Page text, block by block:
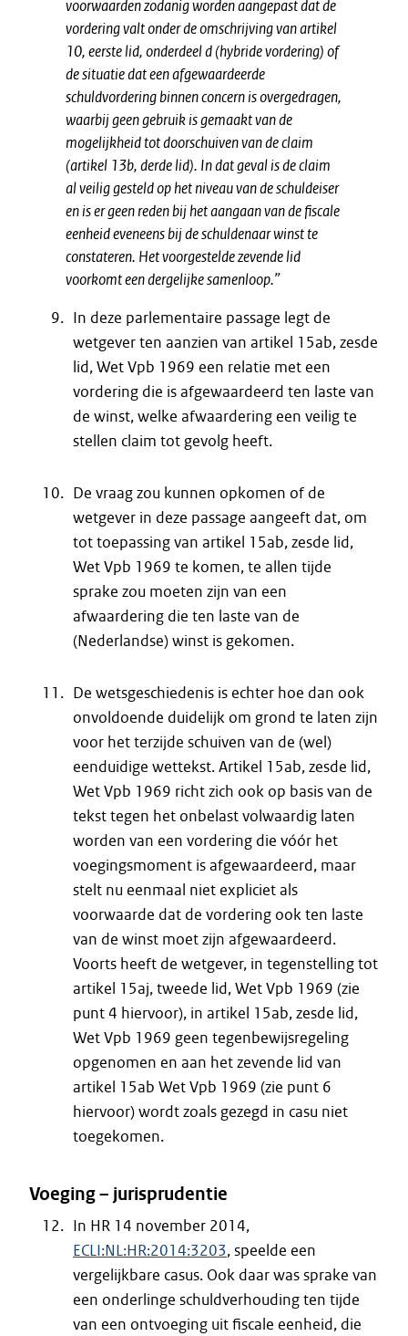
voorwaarden zodanig worden aangepast dat de
vordering valt onder de omschrijving van artikel
10, eerste lid, onderdeel d (hybride vordering) of
de situatie dat een afgewaardeerde
schuldvordering binnen concern is overgedragen,
waarbij geen gebruik is gemaakt van de
mogelijkheid tot doorschuiven van de claim
(artikel 13b, derde lid). In dat geval is de claim
al veilig gesteld op het niveau van de schuldeiser
en is er geen reden bij het aangaan van de fiscale
eenheid eveneens bij de schuldenaar winst te
constateren. Het voorgestelde zevende lid
voorkomt een dergelijke samenloop.”
In deze parlementaire passage legt de
wetgever ten aanzien van artikel 15ab, zesde
lid, Wet Vpb 1969 een relatie met een
vordering die is afgewaardeerd ten laste van
de winst, welke afwaardering een veilig te
stellen claim tot gevolg heeft.
De vraag zou kunnen opkomen of de
wetgever in deze passage aangeeft dat, om
tot toepassing van artikel 15ab, zesde lid,
Wet Vpb 1969 te komen, te allen tijde
sprake zou moeten zijn van een
afwaardering die ten laste van de
(Nederlandse) winst is gekomen.
De wetsgeschiedenis is echter hoe dan ook
onvoldoende duidelijk om grond te laten zijn
voor het terzijde schuiven van de (wel)
eenduidige wettekst. Artikel 15ab, zesde lid,
Wet Vpb 1969 richt zich ook op basis van de
tekst tegen het onbelast volwaardig laten
worden van een vordering die vóór het
voegingsmoment is afgewaardeerd, maar
stelt nu eenmaal niet expliciet als
voorwaarde dat de vordering ook ten laste
van de winst moet zijn afgewaardeerd.
Voorts heeft de wetgever, in tegenstelling tot
artikel 15aj, tweede lid, Wet Vpb 1969 (zie
punt 4 hiervoor), in artikel 15ab, zesde lid,
Wet Vpb 1969 geen tegenbewijsregeling
opgenomen en aan het zevende lid van
artikel 15ab Wet Vpb 1969 (zie punt 6
hiervoor) wordt zoals gezegd in casu niet
toegekomen.
Voeging – jurisprudentie
In HR 14 november 2014,
ECLI:NL:HR:2014:3203, speelde een
vergelijkbare casus. Ook daar was sprake van
een onderlinge schuldverhouding ten tijde
van een ontvoeging uit fiscale eenheid, die